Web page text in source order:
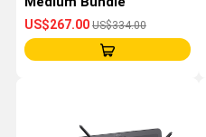
US$267.00 US$334.00